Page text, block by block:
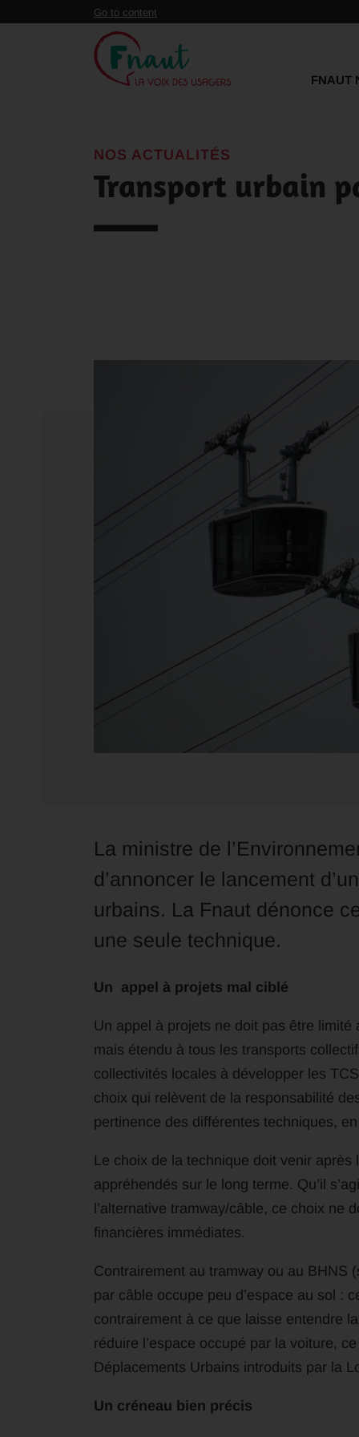
Panneau de gestion des cookies
Go to content
FNAUT
NOS ACTUALITÉS
Transport urbain
La ministre de
d’annoncer le lancement
urbains. La Fnaut dénonce
une seule technique.
Un appel à projets mal ciblé
Un appel à projets ne doit pas être
mais étendu à tous les transports
collectivités locales à développer les
choix qui relèvent de la responsabilité
pertinence des différentes techniques,
Le choix de la technique doit venir après
appréhendés sur le long terme. Qu’il
l’alternative tramway/câble, ce choix ne
financières immédiates.
Contrairement au tramway ou au BHNS
par câble occupe peu d’espace au sol :
contrairement à ce que laisse entendre
réduire l’espace occupé par la voiture,
Déplacements Urbains introduits par la
Un créneau bien précis